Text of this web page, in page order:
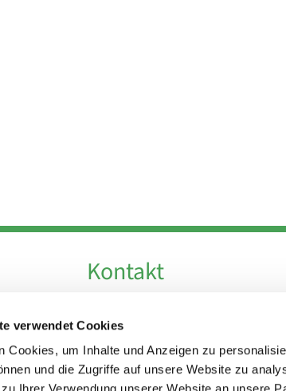
verwendet Cookies
Cookies, um Inhalte und Anzeigen zu
und die Zugriffe auf unsere Website zu
Kontakt
Fax +49 30 924 54 18
E-Mailinfo@theresa-von-avila-